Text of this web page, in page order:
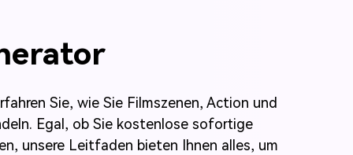
Sie, wie Sie Filmszenen, Action und
Egal, ob Sie kostenlose sofortige
unsere Leitfaden bieten Ihnen alles, um